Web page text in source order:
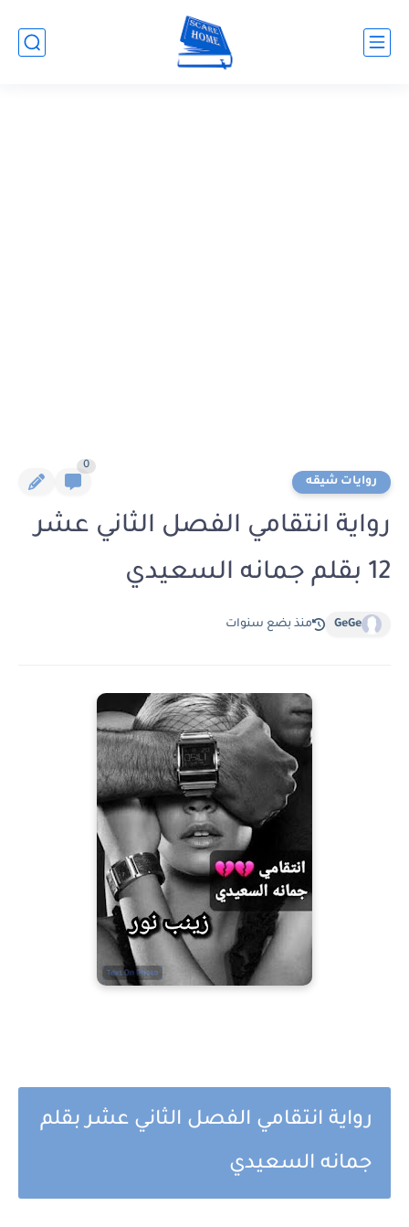
روايات شيقه
0
رواية انتقامي الفصل الثاني عشر
12 بقلم جمانه السعيدي
GeGe منذ بضع سنوات
رواية انتقامي الفصل الثاني عشر بقلم
جمانه السعيدي